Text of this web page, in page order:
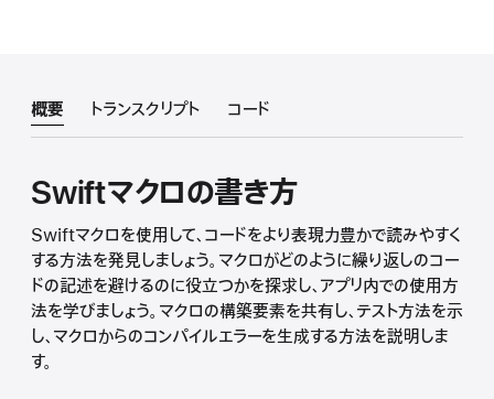
概要 トランスクリプト コード
Swiftマクロの書き方
Swiftマクロを使用して、コードをより表現力豊かで読みやすく
する方法を発見しましょう。マクロがどのように繰り返しのコー
ドの記述を避けるのに役立つかを探求し、アプリ内での使用方
法を学びましょう。マクロの構築要素を共有し、テスト方法を示
し、マクロからのコンパイルエラーを生成する方法を説明しま
す。